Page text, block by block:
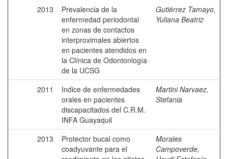
2013
Prevalencia de la
enfermedad periodontal
en zonas de contactos
interproximales abiertos
en pacientes atendidos en
la Clínica de Odontonlogía
de la UCSG
Gutiérrez Tamayo,
Yuliana Beatriz
2011
Indice de enfermedades
orales en pacientes
discapacitados del C.R.M.
INFA Guayaquil
Martini Narvaez,
Stefania
2013
Protector bucal como
coadyuvante para el
Morales
Campoverde,